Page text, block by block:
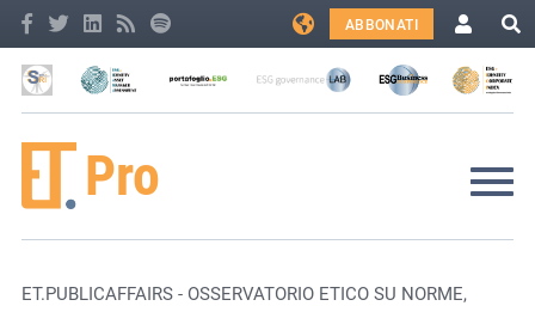
ABBONATI
ET.PUBLICAFFAIRS - OSSERVATORIO ETICO SU NORME,